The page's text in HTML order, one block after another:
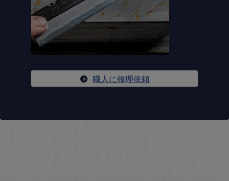
職人に修理依頼